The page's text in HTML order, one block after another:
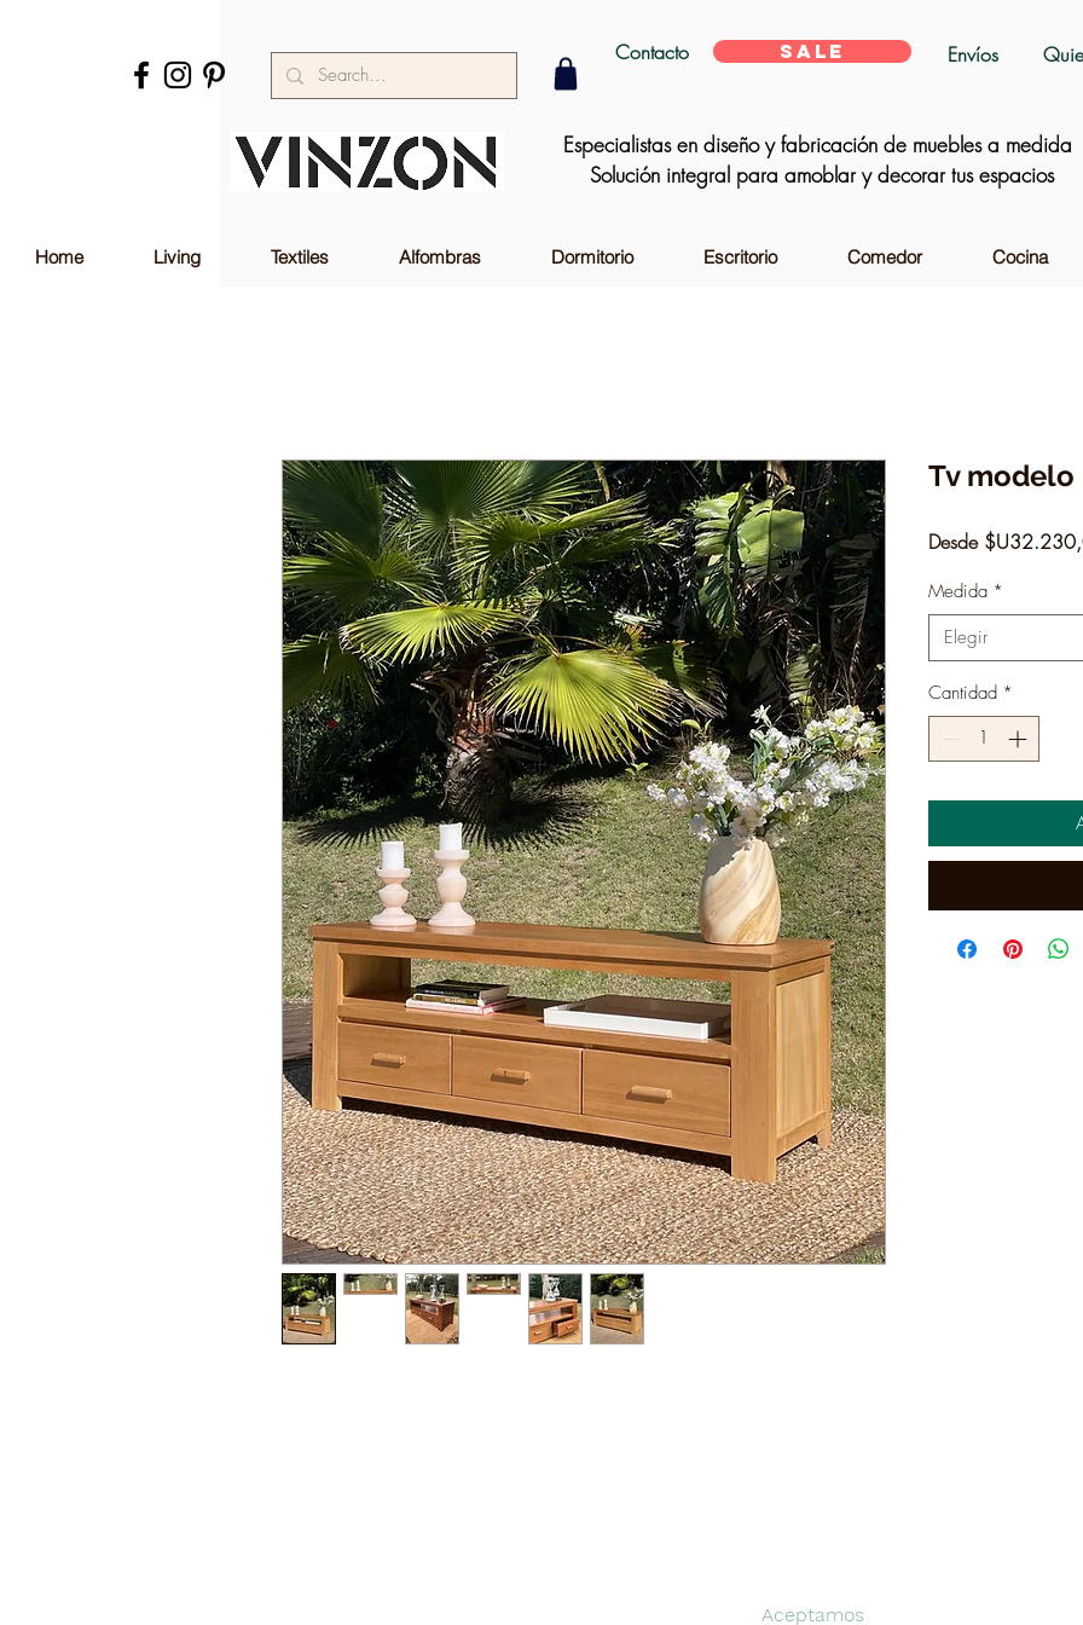
Contacto SALE Envíos
Especialistas en diseño y fabricación de muebles a medida
Solución integral para amoblar y decorar tus espacios
Home Living Textiles Alfombras Dormitorio Escritorio Comedor Cocina
Tv modelo
Desde
Medida *
Elegir
Cantidad *
Aceptamos